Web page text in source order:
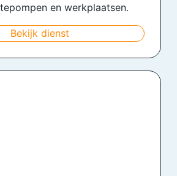
en werkplaatsen.
Bekijk dienst